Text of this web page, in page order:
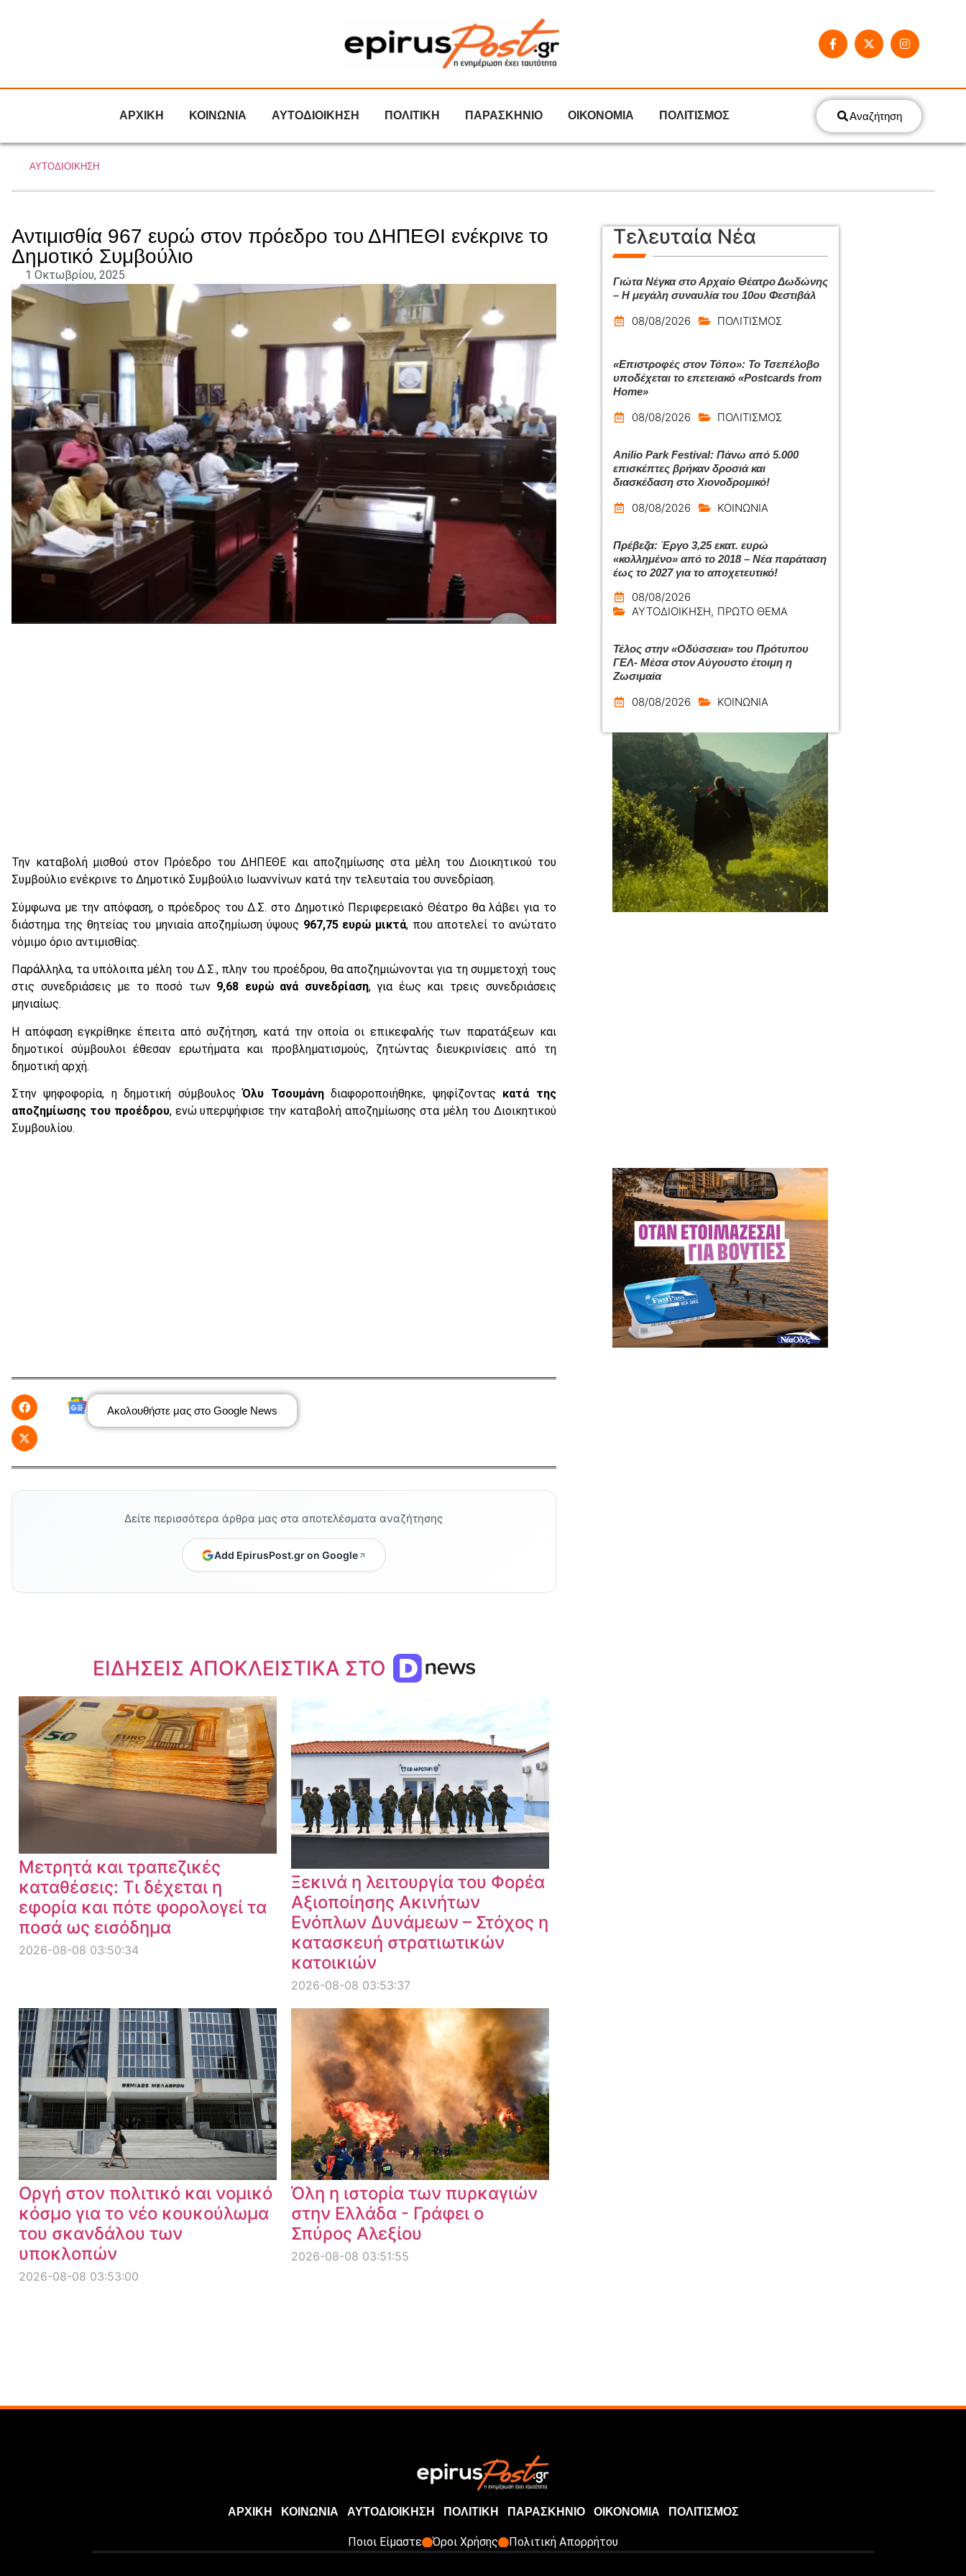
ΑΡΧΙΚΗ ΚΟΙΝΩΝΙΑ ΑΥΤΟΔΙΟΙΚΗΣΗ ΠΟΛΙΤΙΚΗ ΠΑΡΑΣΚΗΝΙΟ ΟΙΚΟΝΟΜΙΑ ΠΟΛΙΤΙΣΜΟΣ Αναζήτηση
ΑΥΤΟΔΙΟΙΚΗΣΗ
Αντιμισθία 967 ευρώ στον πρόεδρο του ΔΗΠΕΘΙ ενέκρινε το
Δημοτικό Συμβούλιο
1 Οκτωβρίου, 2025
Την καταβολή μισθού στον Πρόεδρο του ΔΗΠΕΘΕ και αποζημίωσης στα μέλη του Διοικητικού του
Συμβούλιο ενέκρινε το Δημοτικό Συμβούλιο Ιωαννίνων κατά την τελευταία του συνεδρίαση.
Σύμφωνα με την απόφαση, ο πρόεδρος του Δ.Σ. στο Δημοτικό Περιφερειακό Θέατρο θα λάβει για το
διάστημα της θητείας του μηνιαία αποζημίωση ύψους 967,75 ευρώ μικτά, που αποτελεί το ανώτατο
νόμιμο όριο αντιμισθίας.
Παράλληλα, τα υπόλοιπα μέλη του Δ.Σ., πλην του προέδρου, θα αποζημιώνονται για τη συμμετοχή τους
στις συνεδριάσεις με το ποσό των 9,68 ευρώ ανά συνεδρίαση, για έως και τρεις συνεδριάσεις
μηνιαίως.
Η απόφαση εγκρίθηκε έπειτα από συζήτηση, κατά την οποία οι επικεφαλής των παρατάξεων και
δημοτικοί σύμβουλοι έθεσαν ερωτήματα και προβληματισμούς, ζητώντας διευκρινίσεις από τη
δημοτική αρχή.
Στην ψηφοφορία, η δημοτική σύμβουλοςΌλυ Τσουμάνηδιαφοροποιήθηκε, ψηφίζοντας κατά της
αποζημίωσης του προέδρου, ενώ υπερψήφισε την καταβολή αποζημίωσης στα μέλη του Διοικητικού
Συμβουλίου.
Ακολουθήστε μας στο Google News
Δείτε περισσότερα άρθρα μας στα αποτελέσματα αναζήτησης
Add EpirusPost.gr on Google
ΕΙΔΗΣΕΙΣ ΑΠΟΚΛΕΙΣΤΙΚΑ ΣΤΟ
Dnews.gr
Μετρητά και τραπεζικές
καταθέσεις: Τι δέχεται η
εφορία και πότε φορολογεί τα
ποσά ως εισόδημα
2026-08-08 03:50:34
Ξεκινά η λειτουργία του Φορέα
Αξιοποίησης Ακινήτων
Ενόπλων Δυνάμεων – Στόχος η
κατασκευή στρατιωτικών
κατοικιών
2026-08-08 03:53:37
Οργή στον πολιτικό και νομικό
κόσμο για το νέο κουκούλωμα
του σκανδάλου των
υποκλοπών
2026-08-08 03:53:00
Όλη η ιστορία των πυρκαγιών
στην Ελλάδα - Γράφει ο
Σπύρος Αλεξίου
2026-08-08 03:51:55
Τελευταία Νέα
Γιώτα Νέγκα στο Αρχαίο Θέατρο Δωδώνης
– Η μεγάλη συναυλία του 10ου Φεστιβάλ
08/08/2026 ΠΟΛΙΤΙΣΜΟΣ
«Επιστροφές στον Τόπο»: Το Τσεπέλοβο
υποδέχεται το επετειακό «Postcards from
Home»
08/08/2026 ΠΟΛΙΤΙΣΜΟΣ
Anilio Park Festival: Πάνω από 5.000
επισκέπτες βρήκαν δροσιά και
διασκέδαση στο Χιονοδρομικό!
08/08/2026 ΚΟΙΝΩΝΙΑ
Πρέβεζα: Έργο 3,25 εκατ. ευρώ
«κολλημένο» από το 2018 – Νέα παράταση
έως το 2027 για το αποχετευτικό!
08/08/2026
ΑΥΤΟΔΙΟΙΚΗΣΗ, ΠΡΩΤΟ ΘΕΜΑ
Τέλος στην «Οδύσσεια» του Πρότυπου
ΓΕΛ- Μέσα στον Αύγουστο έτοιμη η
Ζωσιμαία
08/08/2026 ΚΟΙΝΩΝΙΑ
ΑΡΧΙΚΗ ΚΟΙΝΩΝΙΑ ΑΥΤΟΔΙΟΙΚΗΣΗ ΠΟΛΙΤΙΚΗ ΠΑΡΑΣΚΗΝΙΟ ΟΙΚΟΝΟΜΙΑ ΠΟΛΙΤΙΣΜΟΣ
Ποιοι Είμαστε Όροι Χρήσης Πολιτική Απορρήτου